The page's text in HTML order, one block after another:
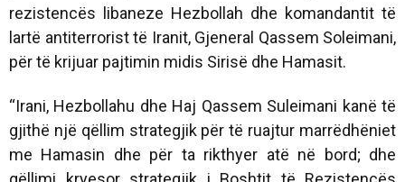
rezistencës libaneze Hezbollah dhe komandantit të
lartë antiterrorist të Iranit, Gjeneral Qassem Soleimani,
për të krijuar pajtimin midis Sirisë dhe Hamasit.
“Irani, Hezbollahu dhe Haj Qassem Suleimani kanë të
gjithë një qëllim strategjik për të ruajtur marrëdhëniet
me Hamasin dhe për ta rikthyer atë në bord; dhe